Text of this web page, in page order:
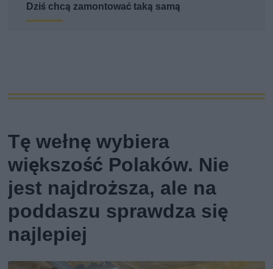
Dziś chcą zamontować taką samą
Tę wełnę wybiera
większość Polaków. Nie
jest najdroższa, ale na
poddaszu sprawdza się
najlepiej